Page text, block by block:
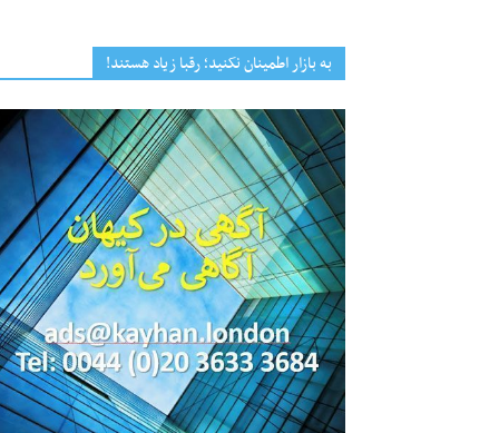
به بازار اطمینان نکنید؛ رقبا زیاد هستند!